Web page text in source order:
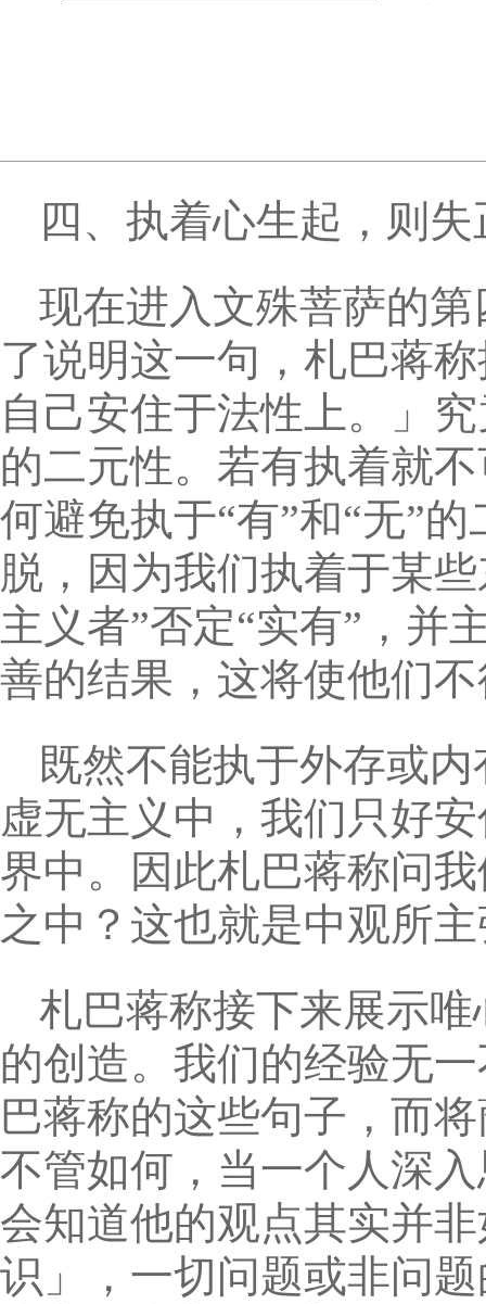
四、执着心生起，则
现在进入文殊菩萨的
了说明这一句，札巴蒋
自己安住于法性上。」
的二元性。若有执着就
何避免执于“有”和“无”
脱，因为我们执着于某
主义者”否定“实有”，并
善的结果，这将使他们
既然不能执于外存或
虚无主义中，我们只好
界中。因此札巴蒋称问
之中？这也就是中观所
札巴蒋称接下来展示
的创造。我们的经验无
巴蒋称的这些句子，而
不管如何，当一个人深
会知道他的观点其实并
识」，一切问题或非问